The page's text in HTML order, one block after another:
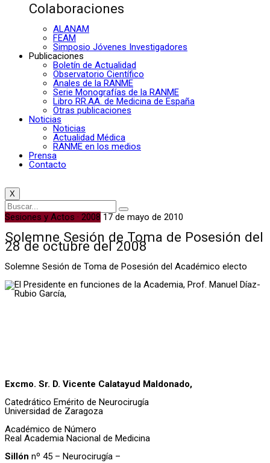
Colaboraciones
ALANAM
FEAM
Simposio Jóvenes Investigadores
Publicaciones
Boletín de Actualidad
Observatorio Científico
Anales de la RANME
Serie Monografías de la RANME
Libro RR.AA. de Medicina de España
Otras publicaciones
Noticias
Noticias
Actualidad Médica
RANME en los medios
Prensa
Contacto
X
Sesiones y Actos · 2008 17 de mayo de 2010
Solemne Sesión de Toma de Posesión del
28 de octubre del 2008
Solemne Sesión de Toma de Posesión del Académico electo
Excmo. Sr. D. Vicente Calatayud Maldonado,
Catedrático Emérito de Neurocirugía
Universidad de Zaragoza
Académico de Número
Real Academia Nacional de Medicina
Sillón nº 45 – Neurocirugía –